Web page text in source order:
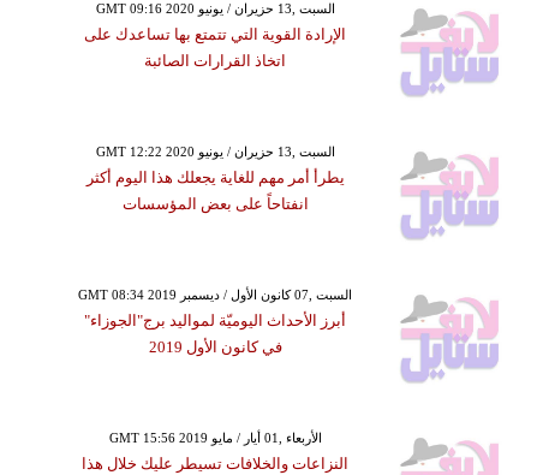
GMT 09:16 2020 السبت ,13 حزيران / يونيو
الإرادة القوية التي تتمتع بها تساعدك على
اتخاذ القرارات الصائبة
GMT 12:22 2020 السبت ,13 حزيران / يونيو
يطرأ أمر مهم للغاية يجعلك هذا اليوم أكثر
انفتاحاً على بعض المؤسسات
GMT 08:34 2019 السبت ,07 كانون الأول / ديسمبر
أبرز الأحداث اليوميّة لمواليد برج"الجوزاء"
في كانون الأول 2019
GMT 15:56 2019 الأربعاء ,01 أيار / مايو
النزاعات والخلافات تسيطر عليك خلال هذا